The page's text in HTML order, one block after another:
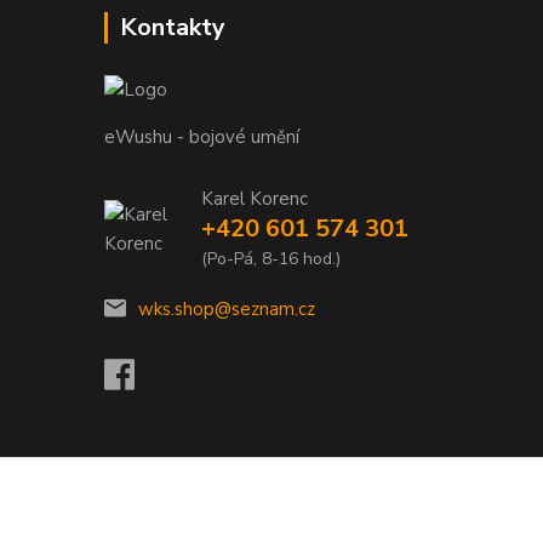
Kontakty
eWushu - bojové umění
Karel Korenc
+420 601 574 301
(Po-Pá, 8-16 hod.)
wks.shop@seznam.cz